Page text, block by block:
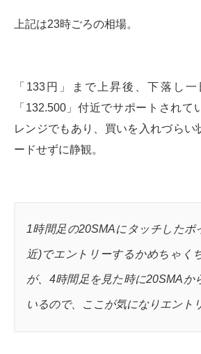
上記は23時ごろの相場。
「133円」まで上昇後、下落し
「132.500」付近でサポートされて
レンジでもあり、買いを入れづらい
ードせずに静観。
1時間足の20SMAにタッチしたポ
近)でエントリーするかめちゃく
が、4時間足を見た時に20SMAか
いるので、ここが気になりエント